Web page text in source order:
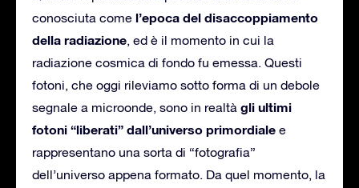
conosciuta come l’epoca del disaccoppiamento
della radiazione, ed è il momento in cui la
radiazione cosmica di fondo fu emessa. Questi
fotoni, che oggi rileviamo sotto forma di un debole
segnale a microonde, sono in realtà gli ultimi
fotoni “liberati” dall’universo primordiale e
rappresentano una sorta di “fotografia”
dell’universo appena formato. Da quel momento, la